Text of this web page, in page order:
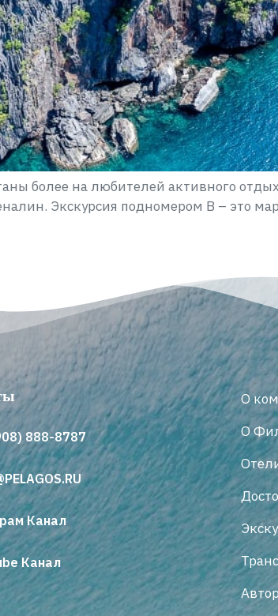
более на любителей активного
Экскурсия подномером B – это
888-8787
Канал
Канал
О
О